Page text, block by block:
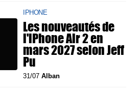
IPHONE
Les nouveautés de
l'iPhone Air 2 en
mars 2027 selon Jeff
Pu
31/07Alban